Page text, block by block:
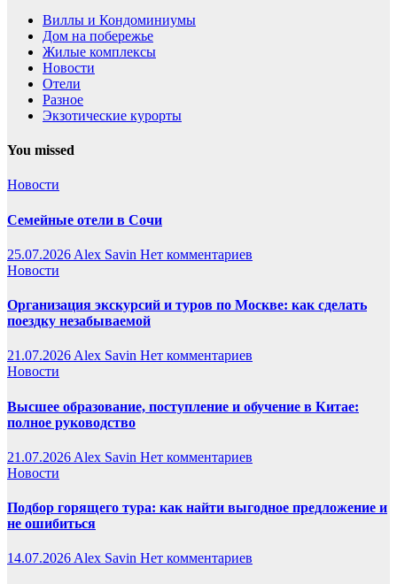
Виллы и Кондоминиумы
Дом на побережье
Жилые комплексы
Новости
Отели
Разное
Экзотические курорты
You missed
Новости
Семейные отели в Сочи
25.07.2026 Alex Savin Нет комментариев
Новости
Организация экскурсий и туров по Москве: как сделать
поездку незабываемой
21.07.2026 Alex Savin Нет комментариев
Новости
Высшее образование, поступление и обучение в Китае:
полное руководство
21.07.2026 Alex Savin Нет комментариев
Новости
Подбор горящего тура: как найти выгодное предложение и
не ошибиться
14.07.2026Alex Savin Нет комментариев